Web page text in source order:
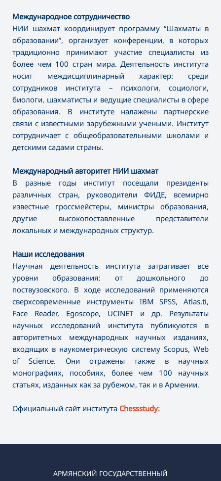
Международное сотрудничество
НИИ шахмат координирует программу “Шахматы в
образовании”, организует конференции, в которых
традиционно принимают участие специалисты из
более чем 100 стран мира. Деятельность института
носит междисциплинарный характер: среди
сотрудников института – психологи, социологи,
биологи, шахматисты и ведущие специалисты в сфере
образования. В институте налажены партнерские
связи с известными зарубежными учеными. Институт
сотрудничает с общеобразовательными школами и
детскими садами страны.
Международный авторитет НИИ шахмат
В разные годы институт посещали президенты
различных стран, руководители ФИДЕ, всемирно
известные гроссмейстеры, министры образования,
другие высокопоставленные представители
локальных и международных структур.
Наши исследования
Научная деятельность института затрагивает все
уровни образования: от дошкольного до
поствузовского. В ходе исследований применяются
сверхсовременные инструменты IBM SPSS, Atlas.ti,
Face Reader, Egoscope, UCINET и др. Результаты
научных исследований института публикуются в
авторитетных международных научных изданиях,
входящих в наукометрическую систему Scopus, Web
of Science. Они отражены также в научных
монографиях, пособиях, более чем 100 научных
статьях, изданных как за рубежом, так и в Армении.
Официальный сайт института Chessstudy։
АРМЯНСКИЙ ГОСУДАРСТВЕННЫЙ